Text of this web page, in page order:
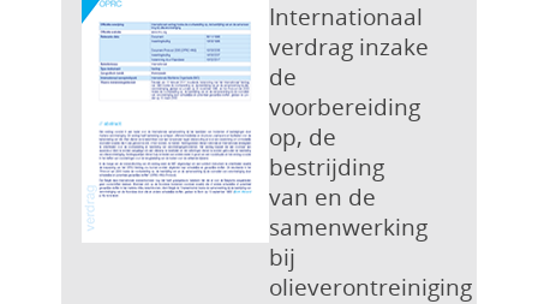
Internationaal
verdrag inzake
de
voorbereiding
op, de
bestrijding
van en de
samenwerking
bij
olieverontreiniging